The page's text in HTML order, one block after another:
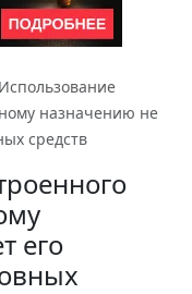
Использование
назначению не
средств
его